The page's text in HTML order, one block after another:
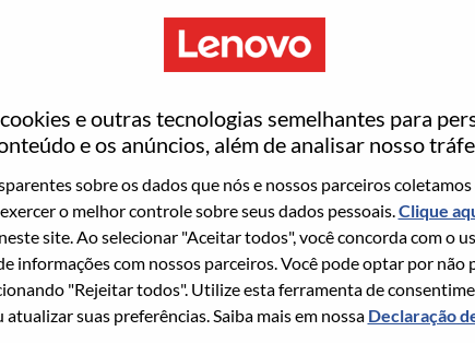
e outras tecnologias semelhantes para
e os anúncios, além de analisar nosso
sobre os dados que nós e nossos parceiros
o melhor controle sobre seus dados pessoais.Clique
site. Ao selecionar "Aceitar todos", você concorda com o
informações com nossos parceiros. Você pode optar por não
"Rejeitar todos". Utilize esta ferramenta de
atualizar suas preferências. Saiba mais em nossa Declaração
no momento, temos seu e-mail salvo em nosso
redefinir e fazer login.
e/ou registrar-se como um novo usuário,
hrsupport@lenovo.com
com os detalhes do seu